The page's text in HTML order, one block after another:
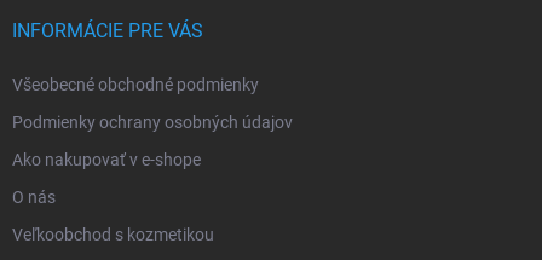
INFORMÁCIE PRE VÁS
Všeobecné obchodné podmienky
Podmienky ochrany osobných údajov
Ako nakupovať v e-shope
O nás
Veľkoobchod s kozmetikou